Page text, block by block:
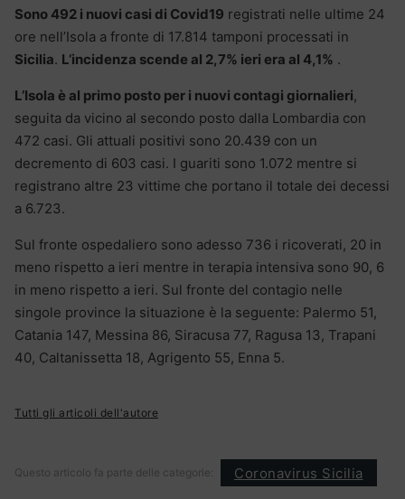
Sono 492 i nuovi casi di Covid19 registrati nelle ultime 24
ore nell’Isola a fronte di 17.814 tamponi processati in
Sicilia. L’incidenza scende al 2,7% ieri era al 4,1% .
L’Isola è al primo posto per i nuovi contagi giornalieri,
seguita da vicino al secondo posto dalla Lombardia con
472 casi. Gli attuali positivi sono 20.439 con un
decremento di 603 casi. I guariti sono 1.072 mentre si
registrano altre 23 vittime che portano il totale dei decessi
a 6.723.
Sul fronte ospedaliero sono adesso 736 i ricoverati, 20 in
meno rispetto a ieri mentre in terapia intensiva sono 90, 6
in meno rispetto a ieri. Sul fronte del contagio nelle
singole province la situazione è la seguente: Palermo 51,
Catania 147, Messina 86, Siracusa 77, Ragusa 13, Trapani
40, Caltanissetta 18, Agrigento 55, Enna 5.
Tutti gli articoli dell'autore
Questo articolo fa parte delle categorie: Coronavirus Sicilia